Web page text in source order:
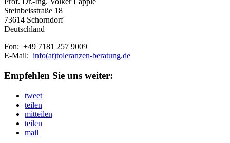
Steinbeisstraße 18
73614 Schorndorf
Deutschland
Fon: +49 7181 257 9009
E-Mail: info(at)toleranzen-beratung.de
Empfehlen Sie uns weiter:
tweet
teilen
mitteilen
teilen
mail